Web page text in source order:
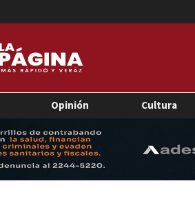
Opinión Cultura